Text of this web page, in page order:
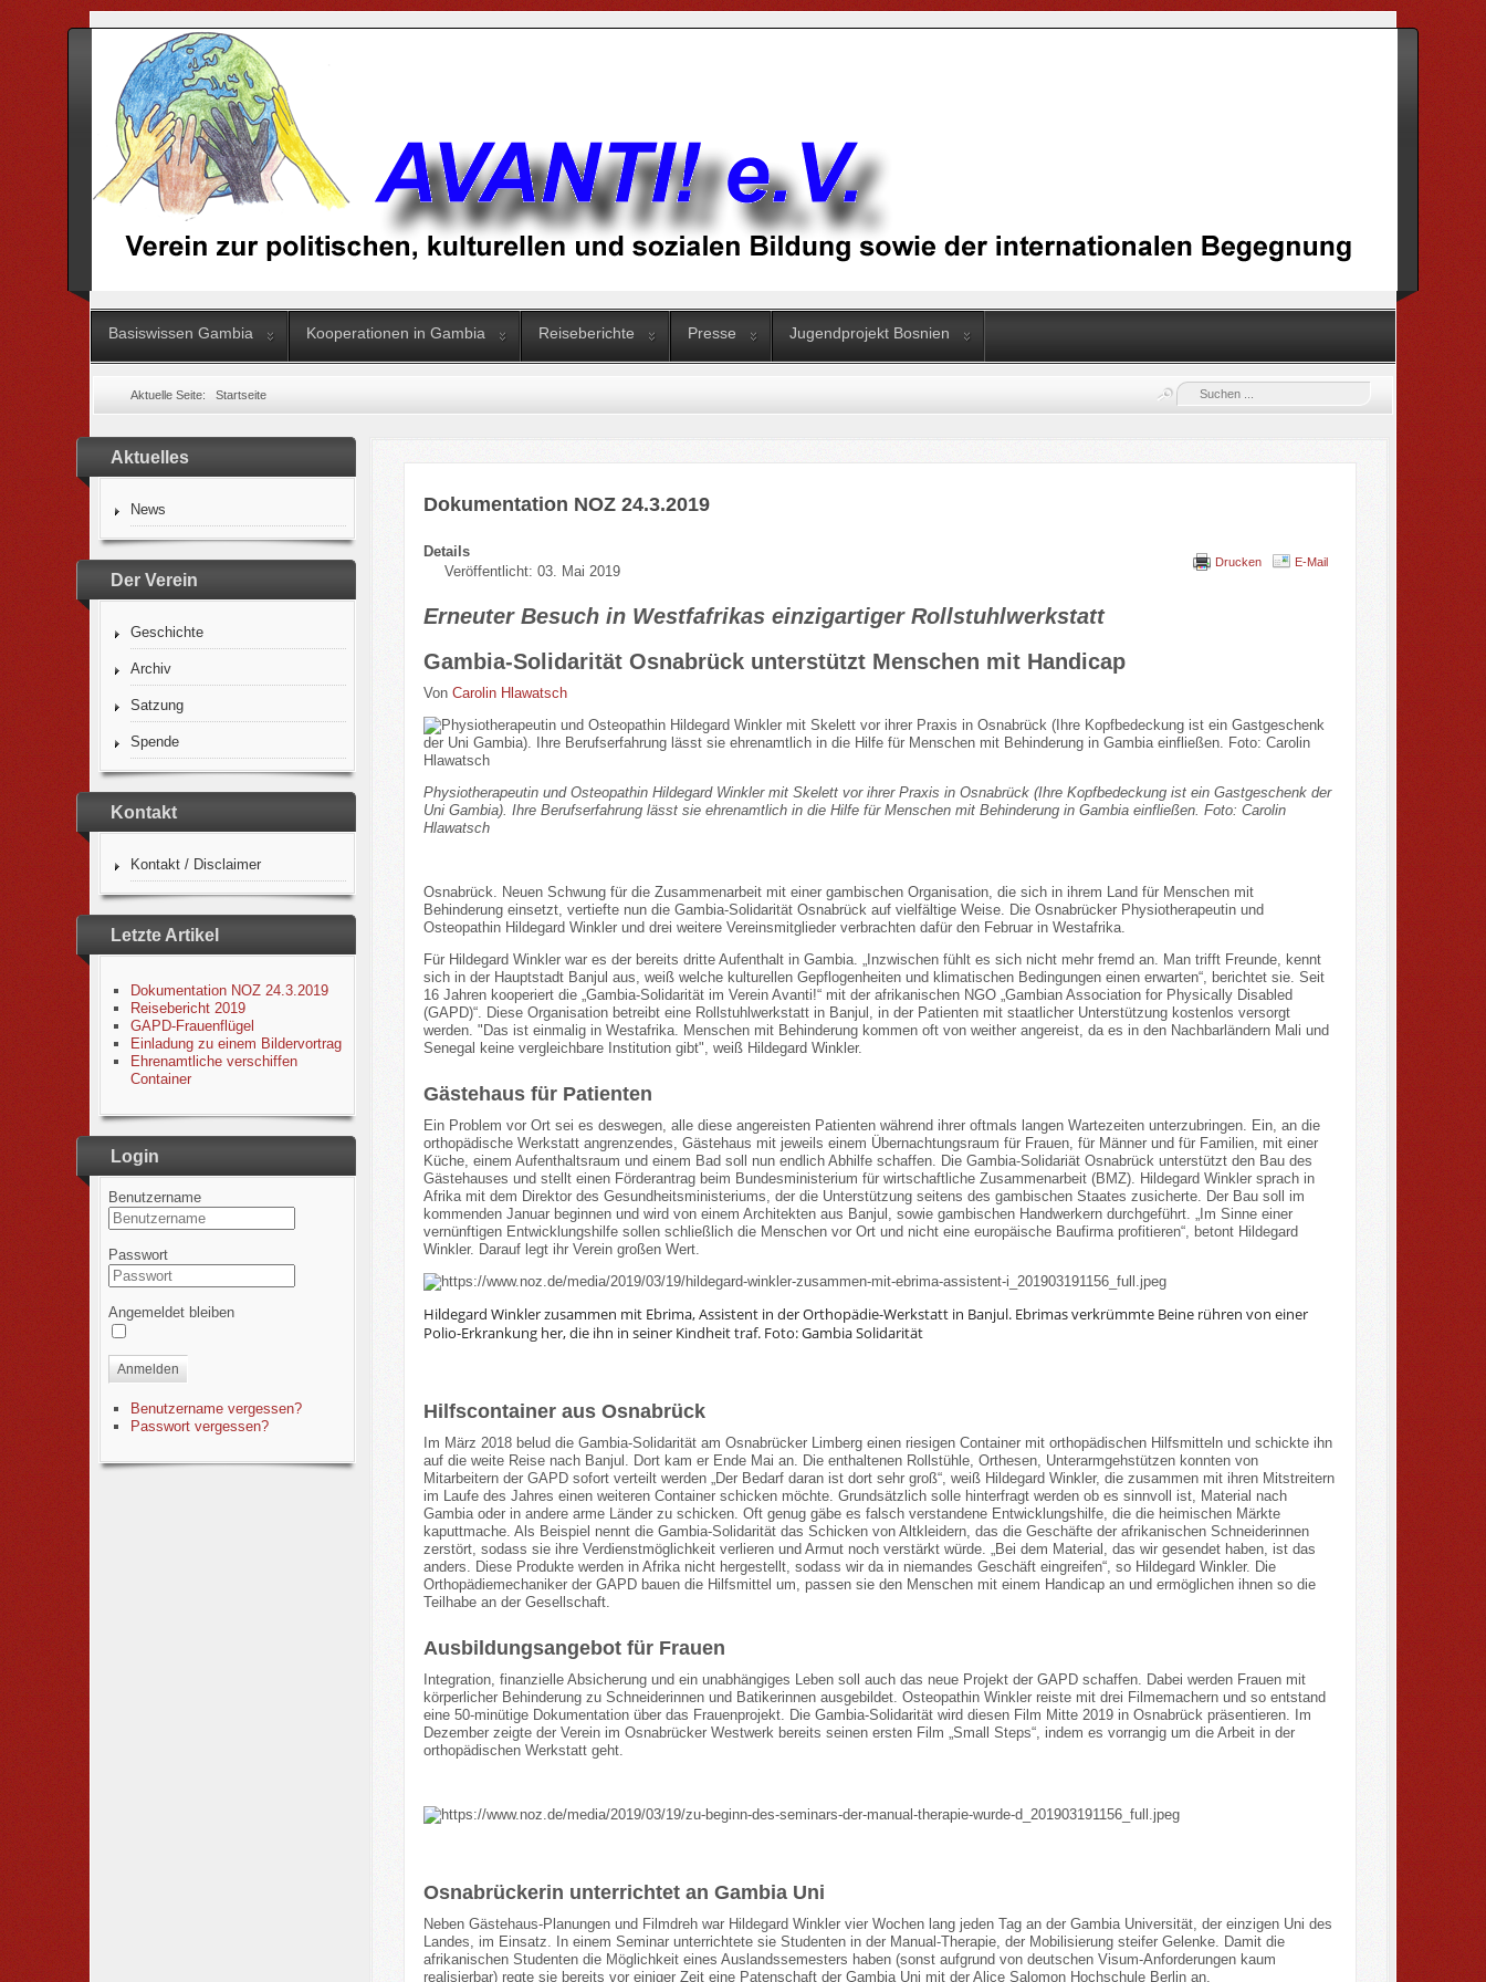
Basiswissen Gambia Kooperationen in Gambia Reiseberichte Presse Jugendprojekt Bosnien
Aktuelle Seite:Startseite
Aktuelles
News
Der Verein
Geschichte
Archiv
Satzung
Spende
Kontakt
Kontakt / Disclaimer
Letzte Artikel
Dokumentation NOZ 24.3.2019
Reisebericht 2019
GAPD-Frauenflügel
Einladung zu einem Bildervortrag
Ehrenamtliche verschiffen
Container
Login
Benutzername
Passwort
Angemeldet bleiben
Anmelden
Benutzername vergessen?
Passwort vergessen?
Dokumentation NOZ 24.3.2019
Drucken E-Mail
Details
Veröffentlicht: 03. Mai 2019
Erneuter Besuch in Westfafrikas einzigartiger Rollstuhlwerkstatt
Gambia-Solidarität Osnabrück unterstützt Menschen mit Handicap
Von Carolin Hlawatsch
Physiotherapeutin und Osteopathin Hildegard Winkler mit Skelett vor ihrer Praxis in Osnabrück (Ihre Kopfbedeckung ist ein Gastgeschenk der
Uni Gambia). Ihre Berufserfahrung lässt sie ehrenamtlich in die Hilfe für Menschen mit Behinderung in Gambia einfließen. Foto: Carolin
Hlawatsch
Osnabrück. Neuen Schwung für die Zusammenarbeit mit einer gambischen Organisation, die sich in ihrem Land für Menschen mit
Behinderung einsetzt, vertiefte nun die Gambia-Solidarität Osnabrück auf vielfältige Weise. Die Osnabrücker Physiotherapeutin und
Osteopathin Hildegard Winkler und drei weitere Vereinsmitglieder verbrachten dafür den Februar in Westafrika.
Für Hildegard Winkler war es der bereits dritte Aufenthalt in Gambia. „Inzwischen fühlt es sich nicht mehr fremd an. Man trifft Freunde, kennt
sich in der Hauptstadt Banjul aus, weiß welche kulturellen Gepflogenheiten und klimatischen Bedingungen einen erwarten“, berichtet sie. Seit
16 Jahren kooperiert die „Gambia-Solidarität im Verein Avanti!“ mit der afrikanischen NGO „Gambian Association for Physically Disabled
(GAPD)“. Diese Organisation betreibt eine Rollstuhlwerkstatt in Banjul, in der Patienten mit staatlicher Unterstützung kostenlos versorgt
werden. "Das ist einmalig in Westafrika. Menschen mit Behinderung kommen oft von weither angereist, da es in den Nachbarländern Mali und
Senegal keine vergleichbare Institution gibt", weiß Hildegard Winkler.
Gästehaus für Patienten
Ein Problem vor Ort sei es deswegen, alle diese angereisten Patienten während ihrer oftmals langen Wartezeiten unterzubringen. Ein, an die
orthopädische Werkstatt angrenzendes, Gästehaus mit jeweils einem Übernachtungsraum für Frauen, für Männer und für Familien, mit einer
Küche, einem Aufenthaltsraum und einem Bad soll nun endlich Abhilfe schaffen. Die Gambia-Solidariät Osnabrück unterstützt den Bau des
Gästehauses und stellt einen Förderantrag beim Bundesministerium für wirtschaftliche Zusammenarbeit (BMZ). Hildegard Winkler sprach in
Afrika mit dem Direktor des Gesundheitsministeriums, der die Unterstützung seitens des gambischen Staates zusicherte. Der Bau soll im
kommenden Januar beginnen und wird von einem Architekten aus Banjul, sowie gambischen Handwerkern durchgeführt. „Im Sinne einer
vernünftigen Entwicklungshilfe sollen schließlich die Menschen vor Ort und nicht eine europäische Baufirma profitieren“, betont Hildegard
Winkler. Darauf legt ihr Verein großen Wert.
Hildegard Winkler zusammen mit Ebrima, Assistent in der Orthopädie-Werkstatt in Banjul. Ebrimas verkrümmte Beine rühren von einer
Polio-Erkrankung her, die ihn in seiner Kindheit traf. Foto: Gambia Solidarität
Hilfscontainer aus Osnabrück
Im März 2018 belud die Gambia-Solidarität am Osnabrücker Limberg einen riesigen Container mit orthopädischen Hilfsmitteln und schickte ihn
auf die weite Reise nach Banjul. Dort kam er Ende Mai an. Die enthaltenen Rollstühle, Orthesen, Unterarmgehstützen konnten von
Mitarbeitern der GAPD sofort verteilt werden „Der Bedarf daran ist dort sehr groß“, weiß Hildegard Winkler, die zusammen mit ihren Mitstreitern
im Laufe des Jahres einen weiteren Container schicken möchte. Grundsätzlich solle hinterfragt werden ob es sinnvoll ist, Material nach
Gambia oder in andere arme Länder zu schicken. Oft genug gäbe es falsch verstandene Entwicklungshilfe, die die heimischen Märkte
kaputtmache. Als Beispiel nennt die Gambia-Solidarität das Schicken von Altkleidern, das die Geschäfte der afrikanischen Schneiderinnen
zerstört, sodass sie ihre Verdienstmöglichkeit verlieren und Armut noch verstärkt würde. „Bei dem Material, das wir gesendet haben, ist das
anders. Diese Produkte werden in Afrika nicht hergestellt, sodass wir da in niemandes Geschäft eingreifen“, so Hildegard Winkler. Die
Orthopädiemechaniker der GAPD bauen die Hilfsmittel um, passen sie den Menschen mit einem Handicap an und ermöglichen ihnen so die
Teilhabe an der Gesellschaft.
Ausbildungsangebot für Frauen
Integration, finanzielle Absicherung und ein unabhängiges Leben soll auch das neue Projekt der GAPD schaffen. Dabei werden Frauen mit
körperlicher Behinderung zu Schneiderinnen und Batikerinnen ausgebildet. Osteopathin Winkler reiste mit drei Filmemachern und so entstand
eine 50-minütige Dokumentation über das Frauenprojekt. Die Gambia-Solidarität wird diesen Film Mitte 2019 in Osnabrück präsentieren. Im
Dezember zeigte der Verein im Osnabrücker Westwerk bereits seinen ersten Film „Small Steps“, indem es vorrangig um die Arbeit in der
orthopädischen Werkstatt geht.
Osnabrückerin unterrichtet an Gambia Uni
Neben Gästehaus-Planungen und Filmdreh war Hildegard Winkler vier Wochen lang jeden Tag an der Gambia Universität, der einzigen Uni des
Landes, im Einsatz. In einem Seminar unterrichtete sie Studenten in der Manual-Therapie, der Mobilisierung steifer Gelenke. Damit die
afrikanischen Studenten die Möglichkeit eines Auslandssemesters haben (sonst aufgrund von deutschen Visum-Anforderungen kaum
realisierbar) regte sie bereits vor einiger Zeit eine Patenschaft der Gambia Uni mit der Alice Salomon Hochschule Berlin an.